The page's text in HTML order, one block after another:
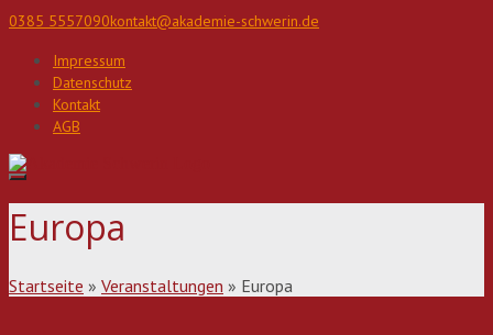
Direkt
Inhalt
0385 5557090kontakt@akademie-schwerin.de
Impressum
Datenschutz
Kontakt
AGB
Europa
Startseite » Veranstaltungen » Europa